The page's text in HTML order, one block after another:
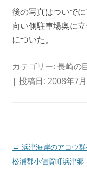
後の写真はついで
向い側駐車場奥に
についた。
カテゴリー: 長崎の
| 投稿日: 2008年7
投
稿
← 浜津海岸のアコ
松浦郡小値賀町浜津郷